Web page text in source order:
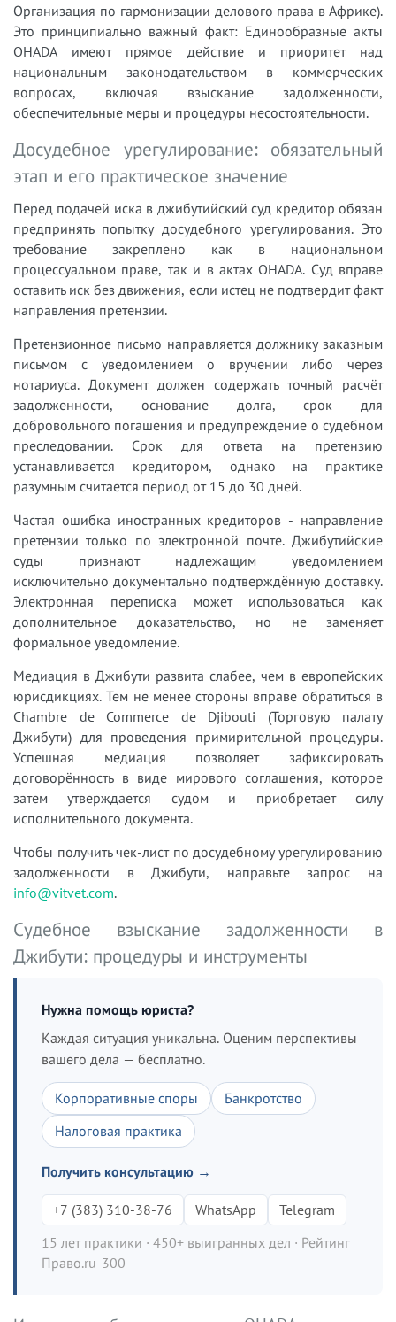
Организация по гармонизации делового права в Африке).
Это принципиально важный факт: Единообразные акты
OHADA имеют прямое действие и приоритет над
национальным законодательством в коммерческих
вопросах, включая взыскание задолженности,
обеспечительные меры и процедуры несостоятельности.
Досудебное урегулирование: обязательный
этап и его практическое значение
Перед подачей иска в джибутийский суд кредитор обязан
предпринять попытку досудебного урегулирования. Это
требование закреплено как в национальном
процессуальном праве, так и в актах OHADA. Суд вправе
оставить иск без движения, если истец не подтвердит факт
направления претензии.
Претензионное письмо направляется должнику заказным
письмом с уведомлением о вручении либо через
нотариуса. Документ должен содержать точный расчёт
задолженности, основание долга, срок для
добровольного погашения и предупреждение о судебном
преследовании. Срок для ответа на претензию
устанавливается кредитором, однако на практике
разумным считается период от 15 до 30 дней.
Частая ошибка иностранных кредиторов - направление
претензии только по электронной почте. Джибутийские
суды признают надлежащим уведомлением
исключительно документально подтверждённую доставку.
Электронная переписка может использоваться как
дополнительное доказательство, но не заменяет
формальное уведомление.
Медиация в Джибути развита слабее, чем в европейских
юрисдикциях. Тем не менее стороны вправе обратиться в
Chambre de Commerce de Djibouti (Торговую палату
Джибути) для проведения примирительной процедуры.
Успешная медиация позволяет зафиксировать
договорённость в виде мирового соглашения, которое
затем утверждается судом и приобретает силу
исполнительного документа.
Чтобы получить чек-лист по досудебному урегулированию
задолженности в Джибути, направьте запрос на
info@vitvet.com.
Судебное взыскание задолженности в
Джибути: процедуры и инструменты
Нужна помощь юриста?
Каждая ситуация уникальна. Оценим перспективы
вашего дела — бесплатно.
Корпоративные споры
Банкротство
Налоговая практика
Получить консультацию →
+7 (383) 310-38-76 WhatsApp
Telegram
15 лет практики · 450+ выигранных дел · Рейтинг
Право.ru-300